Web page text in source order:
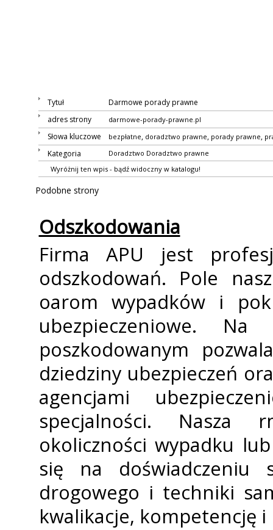
Tytuł
Darmowe porady prawne
adres strony
darmowe-porady-prawne.pl
Słowa kluczowe bezpłatne, doradztwo prawne, porady prawne,
Kategoria Doradztwo Doradztwo prawne
Wyróżnij ten wpis - bądź widoczny w katalogu!
Podobne strony
Odszkodowania
Firma APU jest
odszkodowań. Pole
ofiarom wypadków i
ubezpieczeniowe.
poszkodowanym
dziedziny ubezpieczeń
agencjami
specjalności. Nasza
okoliczności wypadku
się na doświadczeniu
drogowego i techniki
kwalifikacje, kompetencję